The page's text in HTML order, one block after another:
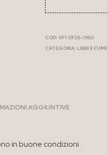
COD:VF1 OF25-1950
CATEGORIA: LIBRI E
AGGIUNTIVE
in buone condizioni .